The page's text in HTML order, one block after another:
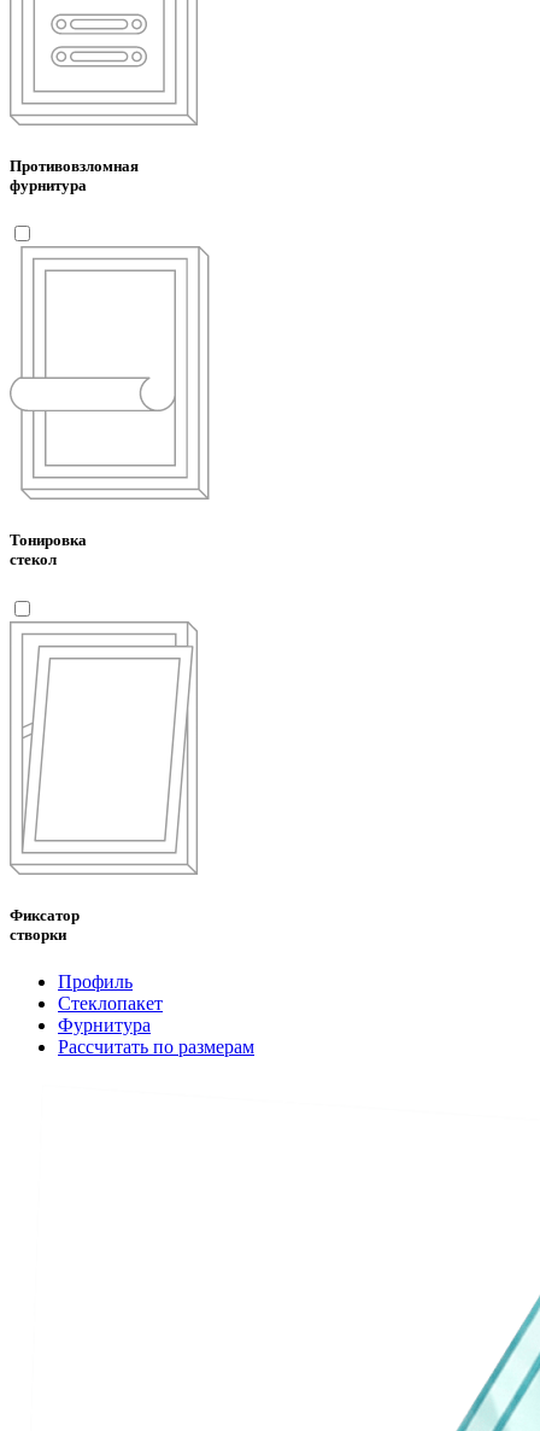
Противовзломная
фурнитура
Тонировка
стекол
Фиксатор
створки
Профиль
Стеклопакет
Фурнитура
Рассчитать по размерам